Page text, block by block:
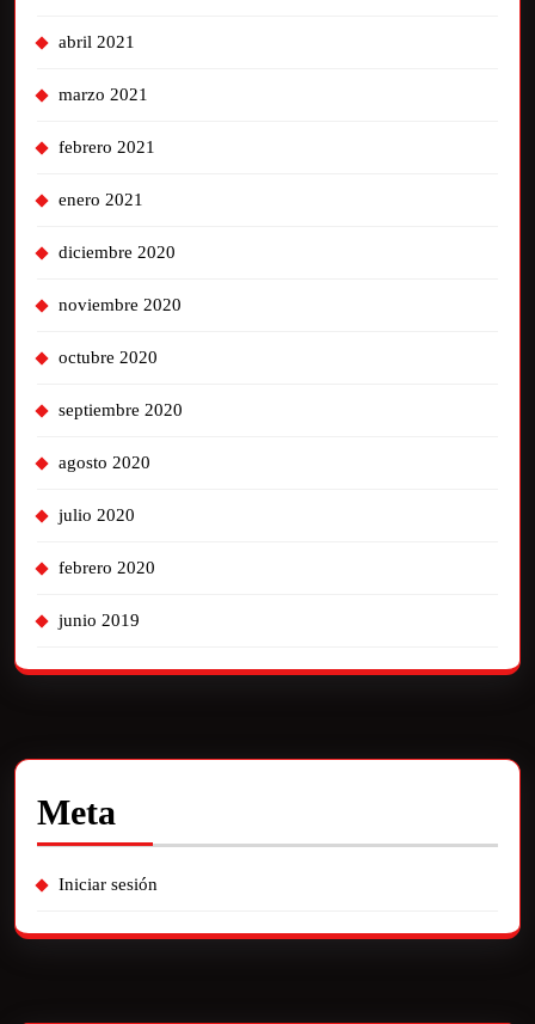
abril 2021
marzo 2021
febrero 2021
enero 2021
diciembre 2020
noviembre 2020
octubre 2020
septiembre 2020
agosto 2020
julio 2020
febrero 2020
junio 2019
Meta
Iniciar sesión